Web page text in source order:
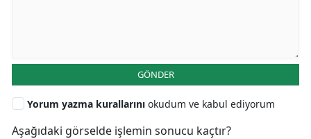
GÖNDER
Yorum yazma kurallarını okudum ve kabul ediyorum
Aşağıdaki görselde işlemin sonucu kaçtır?